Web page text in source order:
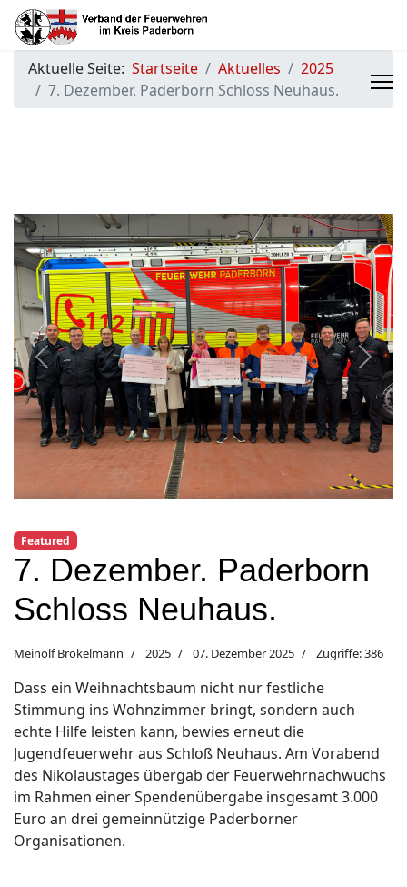
Aktuelle Seite: Startseite Aktuelles
2025
7. Dezember. Paderborn Schloss Neuhaus.
Previous Next
Featured
7. Dezember. Paderborn
Schloss Neuhaus.
Meinolf Brökelmann 2025 07. Dezember 2025 Zugriffe: 386
Dass ein Weihnachtsbaum nicht nur festliche
Stimmung ins Wohnzimmer bringt, sondern auch
echte Hilfe leisten kann, bewies erneut die
Jugendfeuerwehr aus Schloß Neuhaus. Am Vorabend
des Nikolaustages übergab der Feuerwehrnachwuchs
im Rahmen einer Spendenübergabe insgesamt 3.000
Euro an drei gemeinnützige Paderborner
Organisationen.